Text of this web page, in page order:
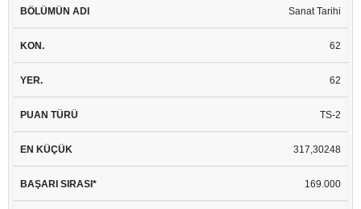
Sanat Tarihi
62
62
TS-2
317,30248
169.000